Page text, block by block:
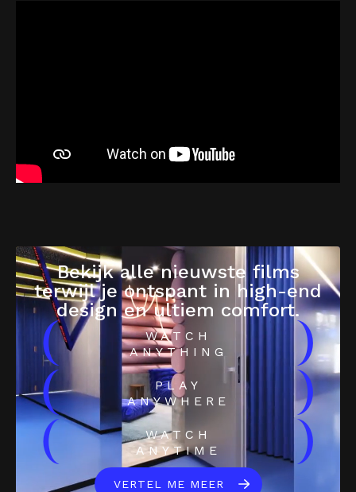
Bekijk alle nieuwste films
terwijl je ontspant in high-end
design en ultiem comfort.
(
WATCH
ANYTHING
)
(
PLAY
ANYWHERE
)
(
WATCH
ANYTIME
)
VERTEL ME MEER